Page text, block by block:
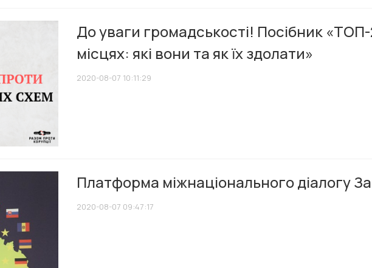
До уваги громадськості! Посібник
місцях: які вони та як їх здолати»
2020-08-07 10:11:29
Платформа міжнаціонального діалогу
2020-08-07 09:47:17